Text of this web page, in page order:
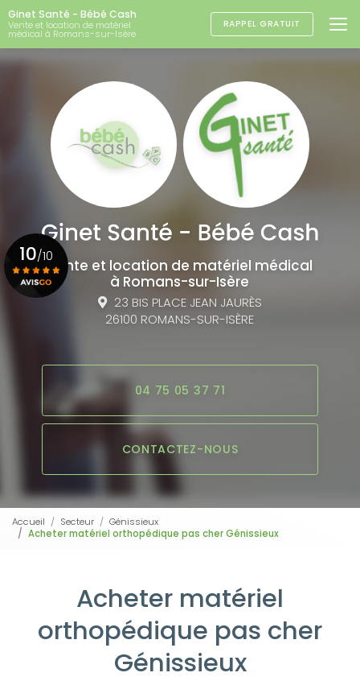
Aller
au
contenu
principal
Ginet Santé - Bébé Cash
Vente et location de matériel
médical à Romans-sur-Isère
RAPPEL GRATUIT
Vente et location de matériel médical
à Romans-sur-Isère
23 BIS PLACE JEAN JAURÈS
26100 ROMANS-SUR-ISÈRE
04 75 05 37 71
CONTACTEZ-NOUS
10/10
Accueil Secteur
Génissieux
Acheter matériel orthopédique pas cher Génissieux
Acheter matériel
orthopédique pas cher
Génissieux